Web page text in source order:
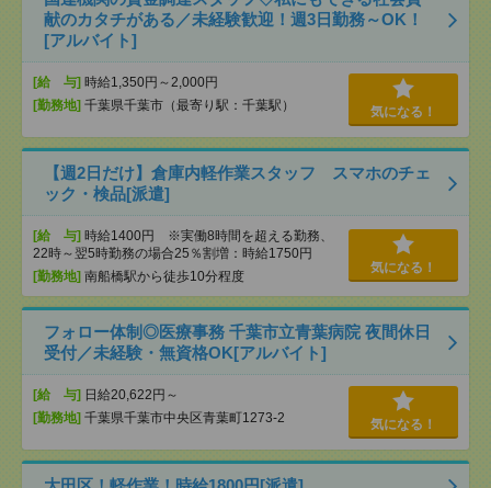
献のカタチがある／未経験歓迎！週3日勤務～OK！
[アルバイト]
[給 与] 時給1,350円～2,000円
[勤務地] 千葉県千葉市（最寄り駅：千葉駅） 気になる！
【週2日だけ】倉庫内軽作業スタッフ スマホのチェ
ック・検品[派遣]
[給 与] 時給1400円 ※実働8時間を超える勤務、
22時～翌5時勤務の場合25％割増：時給1750円
[勤務地] 南船橋駅から徒歩10分程度
気になる！
フォロー体制◎医療事務 千葉市立青葉病院 夜間休日
受付／未経験・無資格OK[アルバイト]
[給 与] 日給20,622円～
[勤務地] 千葉県千葉市中央区青葉町1273-2 気になる！